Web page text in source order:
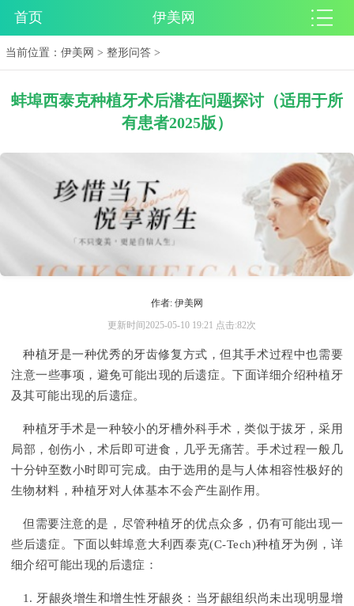
首页 伊美网
当前位置：伊美网 >整形问答 >
蚌埠西泰克种植牙术后潜在问题探讨（适用于所
有患者2025版）
作者: 伊美网
更新时间2025-05-10 19:21 点击:82次
种植牙是一种优秀的牙齿修复方式，但其手术过程中也需要
注意一些事项，避免可能出现的后遗症。下面详细介绍种植牙
及其可能出现的后遗症。
种植牙手术是一种较小的牙槽外科手术，类似于拔牙，采用
局部，创伤小，术后即可进食，几乎无痛苦。手术过程一般几
十分钟至数小时即可完成。由于选用的是与人体相容性极好的
生物材料，种植牙对人体基本不会产生副作用。
但需要注意的是，尽管种植牙的优点众多，仍有可能出现一
些后遗症。下面以蚌埠意大利西泰克(C-Tech)种植牙为例，详
细介绍可能出现的后遗症：
1. 牙龈炎增生和增生性牙龈炎：当牙龈组织尚未出现明显增